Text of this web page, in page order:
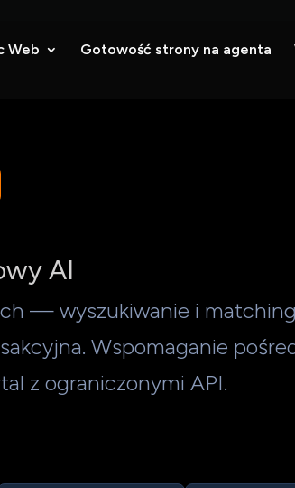
Web Gotowość strony na agenta
AI
— wyszukiwanie i
Wspomaganie
z ograniczonymi API.